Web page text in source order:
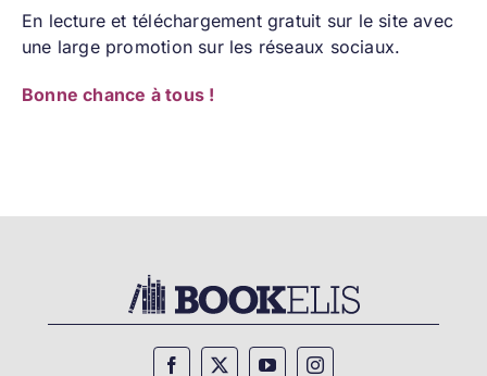
En lecture et téléchargement gratuit sur le site avec
une large promotion sur les réseaux sociaux.
Bonne chance à tous !